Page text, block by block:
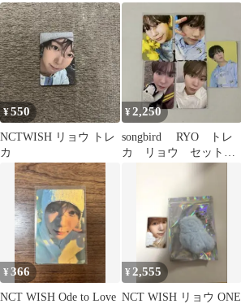
カ WISH 初回限定盤
¥550
NCTWISH リョウ トレ
カ
¥2,250
songbird RYO トレ
カ リョウ セット
¥366
NCT WISH Ode to Love
¥ 2,555
NCT WISH リョウ ONE